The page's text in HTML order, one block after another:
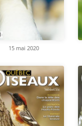
15 mai 2020